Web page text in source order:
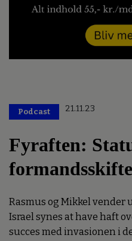
Podcast 21.11.23
Fyraften:
Rasmus og Mikkel vender
Israel synes at have haft
succes med invasionen i